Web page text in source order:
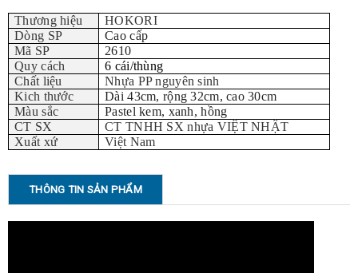
Thương hiệu
HOKORI
Dòng SP
Cao cấp
Mã SP
2610
Quy cách
6 cái/thùng
Chất liệu
Nhựa PP nguyên sinh
Kich thước
Dài 43cm, rộng 32cm, cao 30cm
Màu sắc
Pastel kem, xanh, hồng
CT SX
CT TNHH SX nhựa VIỆT NHẬT
Xuất xứ
Việt Nam
THÔNG TIN SẢN PHẨM